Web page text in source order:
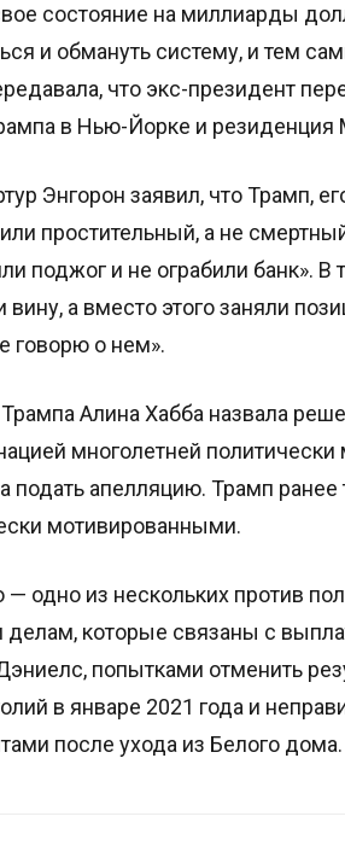
состояние на миллиарды
и обмануть систему, и тем
что экс-президент
в Нью-Йорке и резиденция
Энгорон заявил, что Трамп,
простительный, а не
поджог и не ограбили банк».
вину, а вместо этого заняли
говорю о нем».
Алина Хабба назвала
многолетней
подать апелляцию. Трамп
мотивированными.
— одно из нескольких против
которые связаны с
попытками отменить
в январе 2021 года и
после ухода из Белого